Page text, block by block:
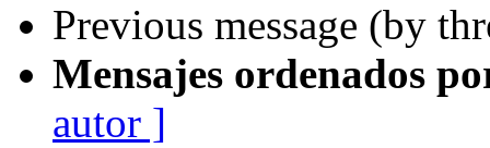
Previous message (by
Mensajes ordenados
autor ]